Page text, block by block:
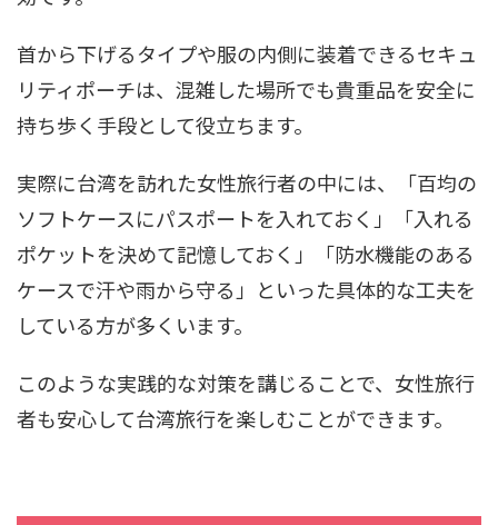
首から下げるタイプや服の内側に装着できるセキュ
リティポーチは、混雑した場所でも貴重品を安全に
持ち歩く手段として役立ちます。
実際に台湾を訪れた女性旅行者の中には、「百均の
ソフトケースにパスポートを入れておく」「入れる
ポケットを決めて記憶しておく」「防水機能のある
ケースで汗や雨から守る」といった具体的な工夫を
している方が多くいます。
このような実践的な対策を講じることで、女性旅行
者も安心して台湾旅行を楽しむことができます。